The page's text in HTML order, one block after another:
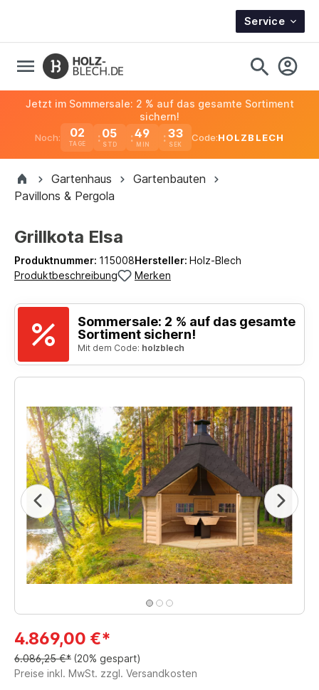
Service
Noch: 02
TAGE
05 49 33
Jetzt im Sommersale: 2 % auf das gesamte Sortiment
sichern!
Code:HOLZBLECH
Gartenhaus
Gartenbauten
Pavillons & Pergola
Grillkota Elsa
Produktnummer: 115008Hersteller: Holz-Blech
Produktbeschreibung
Merken
Sommersale: 2 % auf das gesamte
Sortiment sichern!
Mit dem Code: holzblech
4.869,00 €*
6.086,25 €* (20% gespart)
Preise inkl. MwSt. zzgl. Versandkosten